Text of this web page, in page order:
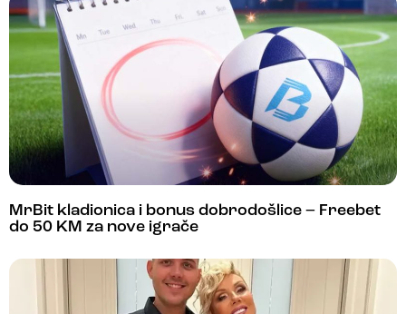
MrBit kladionica i bonus dobrodošlice – Freebet
do 50 KM za nove igrače